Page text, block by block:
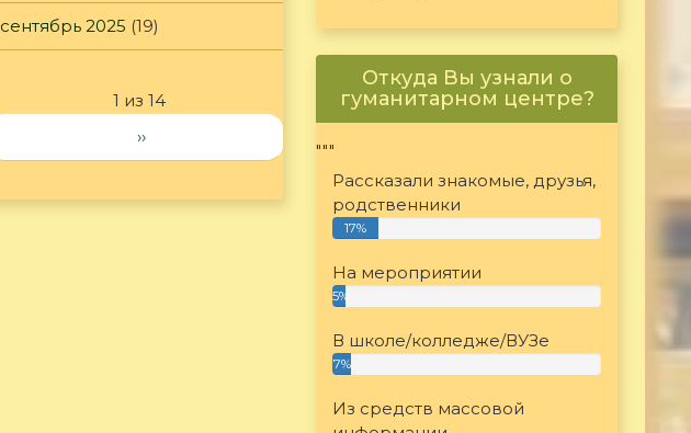
сентябрь 2025 (19)
1 из 14
››
Откуда Вы узнали о
гуманитарном центре?
"""
Рассказали знакомые, друзья,
родственники
17%
На мероприятии
5%
В школе/колледже/ВУЗе
7%
Из средств массовой